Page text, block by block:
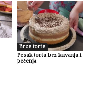
Brze torte
Pesak torta bez kuvanja i
pečenja